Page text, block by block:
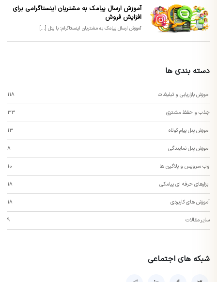
آموزش ارسال پیامک به مشتریان اینستاگرامی برای
افزایش فروش
آموزش ارسال پیامک به مشتریان اینستاگرام؛ با پنل [...]
دسته بندی ها
اموزش بازاریابی و تبلیغات 118
جذب و حفظ مشتری 33
اموزش پنل پیام کوتاه 13
اموزش پنل نمایندگی 8
وب سرویس و پلاگین ها 10
ابزارهای حرفه ای پیامکی 18
آموزش های کاربردی 18
سایر مقالات 9
شبکه های اجتماعی